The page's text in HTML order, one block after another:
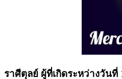
ราศีตุลย์ ผู้ที่เกิดระหว่างวันที่